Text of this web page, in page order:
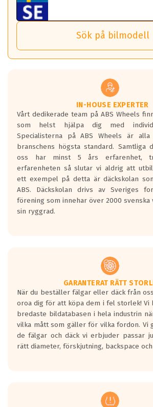
nästa bil.
Det sparar dig tid och pengar.
*PCD står för pitch circle diameter /
ABS Wheels fälgar.
Viktigt att Bult respektive mutter är av
Genom att du anger ditt
och garantera att tillbehören passar till
vid åtdragning av hjulbultarna.
Sensorn sitter inne i hjulet och skickar
och temperatur till din instrumentpanel.
TPMS gör det enkelt att ha koll på att
tryck. Skulle du tappa tryck i något däck
om detta.
helt kort att du som förare alltid ska ha
Samtliga ABS Wheels fälgar är
sensorer.
Sök på bilmodell
IN-HOUSE EXPERTER
Vårt dedikerade team på ABS Wheels
som helst hjälpa dig med
Specialisterna på ABS Wheels är
branschens högsta standard. Samtliga
oss har minst 5 års erfarenhet,
erfarenheten så slutar vi aldrig att
ett exempel på detta är däckskolan
ABS. Däckskolan drivs av Sveriges
förening som innehar över 2000
sin ryggrad.
GARANTERAT RÄTT
När du beställer fälgar eller däck från
oroa dig för att köpa dem i fel storlek! Vi
bredaste bildatabasen i hela industrin
vilka mått som gäller för vilka fordon. Vi
de fälgar och däck vi erbjuder passar
rätt diameter, förskjutning, backspace